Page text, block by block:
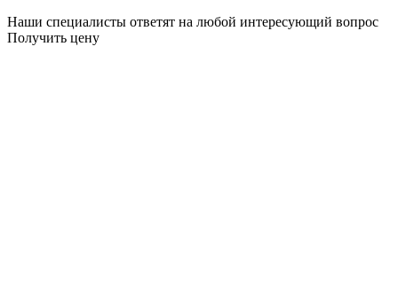
Наши специалисты ответят на любой интересующий вопрос
Получить цену